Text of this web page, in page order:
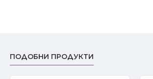
ПОДОБНИ ПРОДУКТИ